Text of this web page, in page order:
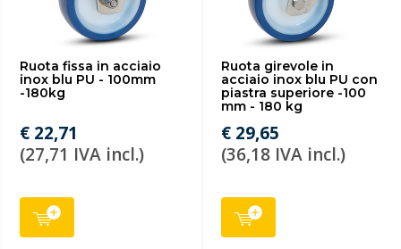
Ruota fissa in acciaio
inox blu PU - 100mm
-180kg
€ 22,71
(27,71 IVA incl.)
Ruota girevole in
acciaio inox blu PU con
piastra superiore -100
mm - 180 kg
€ 29,65
(36,18 IVA incl.)